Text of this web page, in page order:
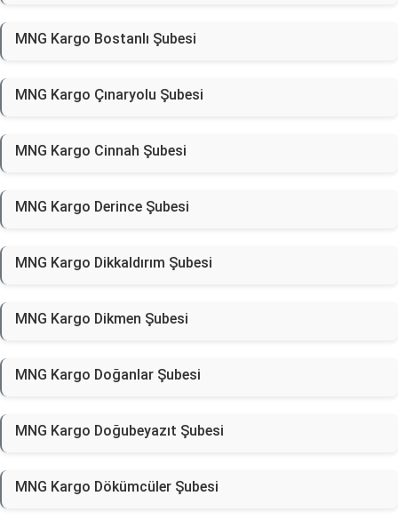
MNG Kargo Bostanlı Şubesi
MNG Kargo Çınaryolu Şubesi
MNG Kargo Cinnah Şubesi
MNG Kargo Derince Şubesi
MNG Kargo Dikkaldırım Şubesi
MNG Kargo Dikmen Şubesi
MNG Kargo Doğanlar Şubesi
MNG Kargo Doğubeyazıt Şubesi
MNG Kargo Dökümcüler Şubesi